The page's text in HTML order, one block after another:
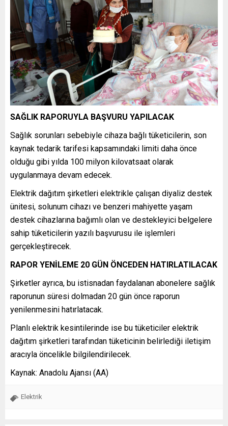
SAĞLIK RAPORUYLA BAŞVURU YAPILACAK
Sağlık sorunları sebebiyle cihaza bağlı tüketicilerin, son
kaynak tedarik tarifesi kapsamındaki limiti daha önce
olduğu gibi yılda 100 milyon kilovatsaat olarak
uygulanmaya devam edecek.
Elektrik dağıtım şirketleri elektrikle çalışan diyaliz destek
ünitesi, solunum cihazı ve benzeri mahiyette yaşam
destek cihazlarına bağımlı olan ve destekleyici belgelere
sahip tüketicilerin yazılı başvurusu ile işlemleri
gerçekleştirecek.
RAPOR YENİLEME 20 GÜN ÖNCEDEN HATIRLATILACAK
Şirketler ayrıca, bu istisnadan faydalanan abonelere sağlık
raporunun süresi dolmadan 20 gün önce raporun
yenilenmesini hatırlatacak.
Planlı elektrik kesintilerinde ise bu tüketiciler elektrik
dağıtım şirketleri tarafından tüketicinin belirlediği iletişim
aracıyla öncelikle bilgilendirilecek.
Kaynak: Anadolu Ajansı (AA)
Elektrik